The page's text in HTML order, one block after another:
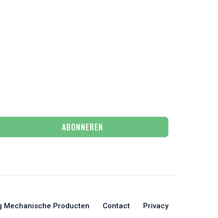
ABONNEREN
Mechanische Producten Contact Privacy